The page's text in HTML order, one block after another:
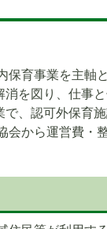
保育事業を主軸
を図り、仕事
、認可外保育
会から運営費・